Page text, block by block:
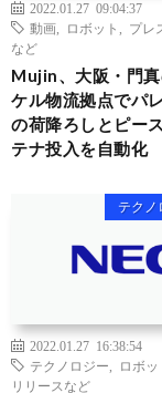
2022.01.27 09:04:37
動画
ロボット
プレ
など
Mujin、大阪・門
ケル物流拠点でパ
の荷降ろしとピー
テナ投入を自動化
テクノ
2022.01.27 16:38:54
テクノロジー
ロボッ
リリースなど